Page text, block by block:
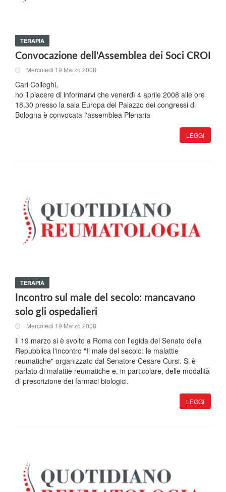
TERAPIA
Convocazione dell'Assemblea dei Soci CROI
Mercoledi 19 Marzo 2008
Cari Colleghi,
ho il piacere di informarvi che venerdì 4 aprile 2008 alle ore
18.30 presso la sala Europa del Palazzo dei congressi di
Bologna è convocata l'assemblea Plenaria
LEGGI
TERAPIA
Incontro sul male del secolo: mancavano
solo gli ospedalieri
Mercoledi 19 Marzo 2008
Il 19 marzo si è svolto a Roma con l'egida del Senato della
Repubblica l'incontro "Il male del secolo: le malattie
reumatiche" organizzato dal Senatore Cesare Cursi. Si è
parlato di malattie reumatiche e, in particolare, delle modalità
di prescrizione dei farmaci biologici.
LEGGI